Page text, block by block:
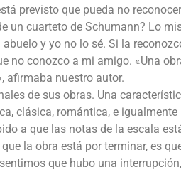
previsto que pueda no
un cuarteto de Schumann? Lo
y yo no lo sé. Si la
no conozco a mi amigo. «Una
afirmaba nuestro autor.
de sus obras. Una
clásica, romántica, e igualmente
a que las notas de la escala
la obra está por terminar, es
que hubo una